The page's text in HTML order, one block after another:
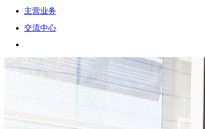
主营业务
交流中心